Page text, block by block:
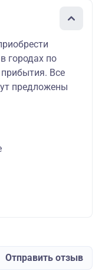
городах по
Все
предложены
Отправить отзыв